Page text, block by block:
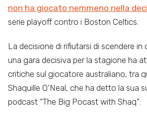
non ha giocato nemmeno nella
serie playoff contro i Boston Celtics.
La decisione di rifiutarsi di scendere in
una gara decisiva per la stagione ha
critiche sul giocatore australiano, tra
Shaquille O’Neal, che ha detto la sua
podcast “The Big Pocast with Shaq”: